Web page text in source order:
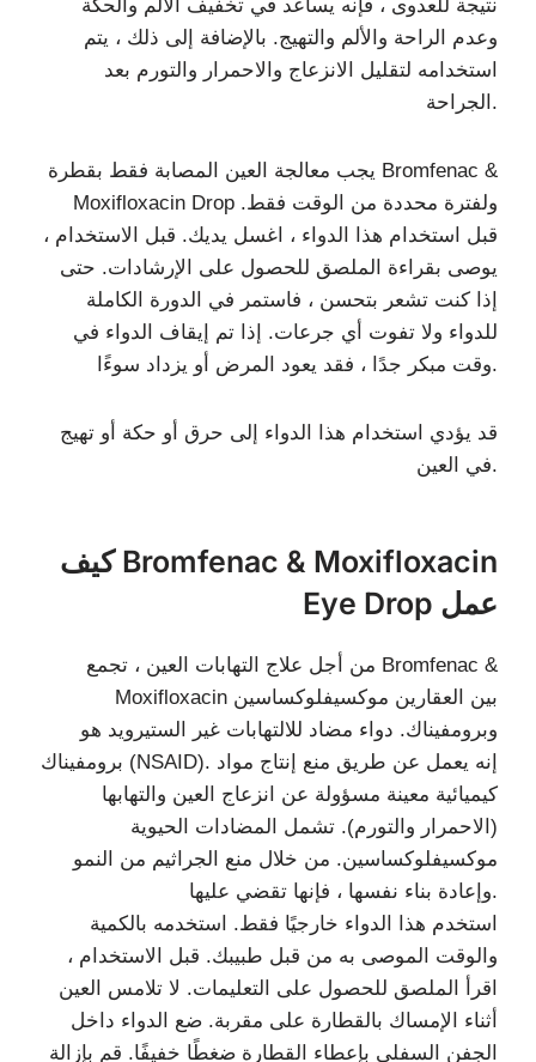
نتيجة للعدوى ، فإنه يساعد في تخفيف الألم والحكة
وعدم الراحة والألم والتهيج. بالإضافة إلى ذلك ، يتم
استخدامه لتقليل الانزعاج والاحمرار والتورم بعد
الجراحة.
يجب معالجة العين المصابة فقط بقطرة Bromfenac &
Moxifloxacin Drop ولفترة محددة من الوقت فقط.
قبل استخدام هذا الدواء ، اغسل يديك. قبل الاستخدام ،
يوصى بقراءة الملصق للحصول على الإرشادات. حتى
إذا كنت تشعر بتحسن ، فاستمر في الدورة الكاملة
للدواء ولا تفوت أي جرعات. إذا تم إيقاف الدواء في
وقت مبكر جدًا ، فقد يعود المرض أو يزداد سوءًا.
قد يؤدي استخدام هذا الدواء إلى حرق أو حكة أو تهيج
في العين.
كيف Bromfenac & Moxifloxacin
Eye Drop عمل
من أجل علاج التهابات العين ، تجمع Bromfenac &
Moxifloxacin بين العقارين موكسيفلوكساسين
وبرومفيناك. دواء مضاد للالتهابات غير الستيرويد هو
برومفيناك (NSAID). إنه يعمل عن طريق منع إنتاج مواد
كيميائية معينة مسؤولة عن انزعاج العين والتهابها
(الاحمرار والتورم). تشمل المضادات الحيوية
موكسيفلوكساسين. من خلال منع الجراثيم من النمو
وإعادة بناء نفسها ، فإنها تقضي عليها.
استخدم هذا الدواء خارجيًا فقط. استخدمه بالكمية
والوقت الموصى به من قبل طبيبك. قبل الاستخدام ،
اقرأ الملصق للحصول على التعليمات. لا تلامس العين
أثناء الإمساك بالقطارة على مقربة. ضع الدواء داخل
الجفن السفلي بإعطاء القطارة ضغطًا خفيفًا. قم بإزالة